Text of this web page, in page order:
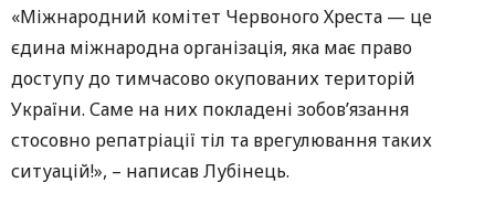
«Міжнародний комітет Червоного Хреста — це
єдина міжнародна організація, яка має право
доступу до тимчасово окупованих територій
України. Саме на них покладені зобов’язання
стосовно репатріації тіл та врегулювання таких
ситуацій!», – написав Лубінець.